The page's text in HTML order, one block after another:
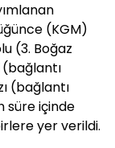
(KGM)
(3. Boğaz
(bağlantı
(bağlantı
süre içinde
yer verildi.